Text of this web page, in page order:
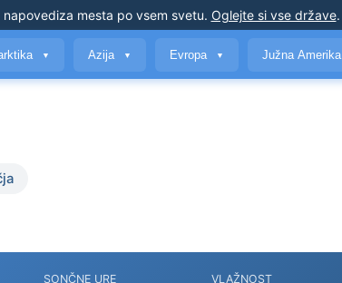
napovediza mesta po vsem svetu. Oglejte si vse države.
▼ Azija ▼ Evropa ▼ Južna Amerika
SONČNE URE VLAŽNOST